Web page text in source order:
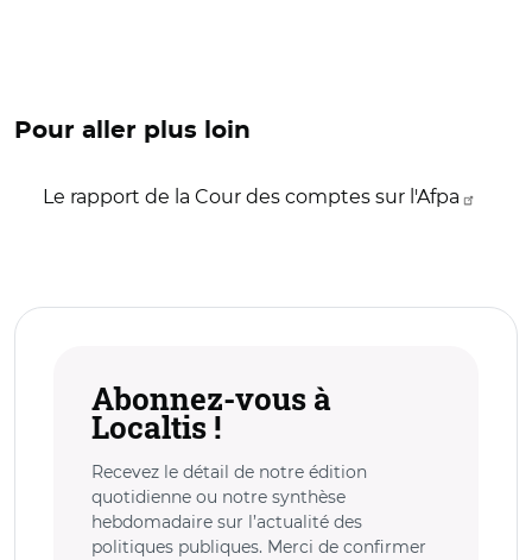
Pour aller plus loin
Le rapport de la Cour des comptes sur l'Afpa
Abonnez-vous à
Localtis !
Recevez le détail de notre édition
quotidienne ou notre synthèse
hebdomadaire sur l’actualité des
politiques publiques. Merci de confirmer